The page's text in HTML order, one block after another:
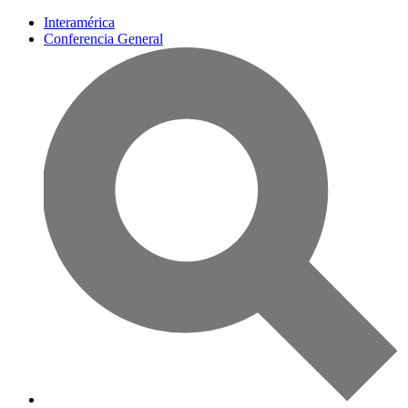
Interamérica
Conferencia General